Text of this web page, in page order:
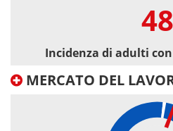
48
Incidenza di adulti
MERCATO DEL